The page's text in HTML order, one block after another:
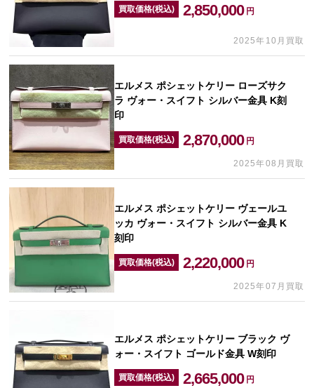
買取価格(税込) 2,850,000 円
2025年10月買取
エルメス ポシェットケリー ローズサク
ラ ヴォー・スイフト シルバー金具 K刻
印
買取価格(税込) 2,870,000 円
2025年08月買取
エルメス ポシェットケリー ヴェールユ
ッカ ヴォー・スイフト シルバー金具 K
刻印
買取価格(税込) 2,220,000 円
2025年07月買取
エルメス ポシェットケリー ブラック ヴ
ォー・スイフト ゴールド金具 W刻印
買取価格(税込) 2,665,000 円